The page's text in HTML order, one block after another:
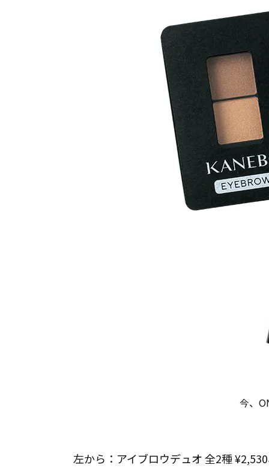
今、
左から：アイブロウデュオ 全2種